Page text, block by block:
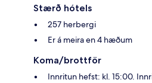
Stærð hótels
257 herbergi
Er á meira en 4 hæðum
Koma/brottför
Innritun hefst: kl. 15:00.